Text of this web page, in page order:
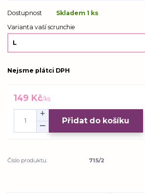
Dostupnost
Skladem 1 ks
Varianta vaší scrunchie
Nejsme plátci DPH
149 Kč/ks
Přidat do košíku
Číslo produktu: 715/2